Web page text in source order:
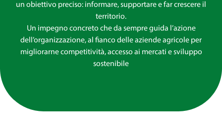
un obiettivo preciso: informare, supportare e far crescere il
territorio.
Un impegno concreto che da sempre guida l’azione
dell’organizzazione, al fianco delle aziende agricole per
migliorarne competitività, accesso ai mercati e sviluppo
sostenibile